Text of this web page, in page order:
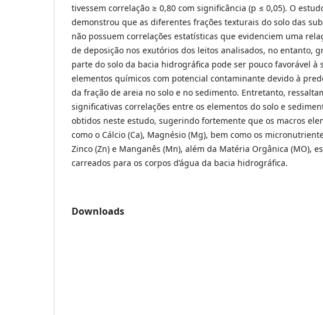
tivessem correlação ≥ 0,80 com significância (p ≤ 0,05). O
demonstrou que as diferentes frações texturais do solo das
não possuem correlações estatísticas que evidenciem uma
de deposição nos exutórios dos leitos analisados, no entanto,
parte do solo da bacia hidrográfica pode ser pouco favorável à
elementos químicos com potencial contaminante devido à
da fração de areia no solo e no sedimento. Entretanto,
significativas correlações entre os elementos do solo e
obtidos neste estudo, sugerindo fortemente que os macros
como o Cálcio (Ca), Magnésio (Mg), bem como os
Zinco (Zn) e Manganês (Mn), além da Matéria Orgânica (MO),
carreados para os corpos d’água da bacia hidrográfica.
Downloads